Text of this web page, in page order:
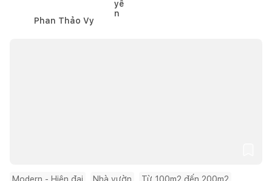
Phan Thảo Vy